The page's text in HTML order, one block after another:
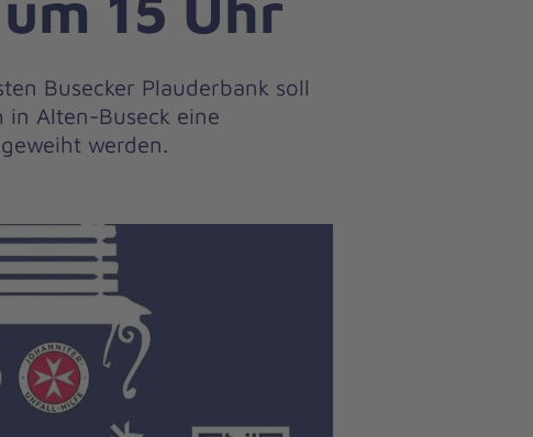
Busecker Plauderbank soll
in Alten-Buseck eine
werden.